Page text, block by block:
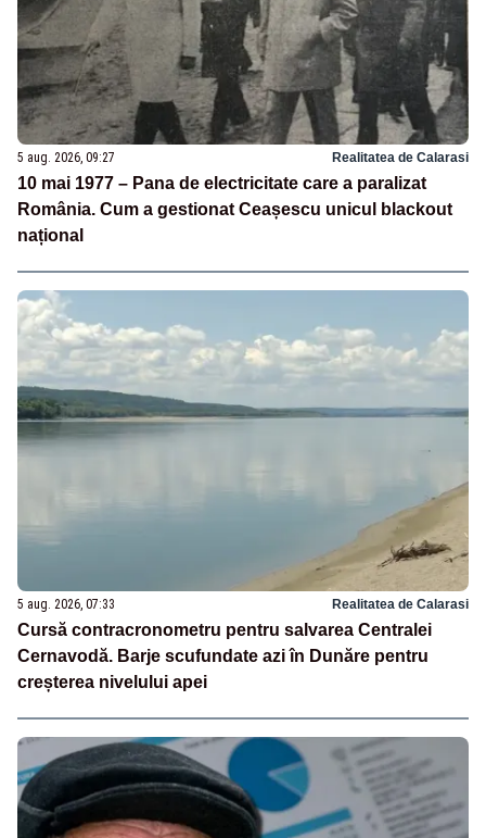
5 aug. 2026, 09:27 Realitatea de Calarasi
10 mai 1977 – Pana de electricitate care a paralizat
România. Cum a gestionat Ceașescu unicul blackout
național
5 aug. 2026, 07:33 Realitatea de Calarasi
Cursă contracronometru pentru salvarea Centralei
Cernavodă. Barje scufundate azi în Dunăre pentru
creșterea nivelului apei